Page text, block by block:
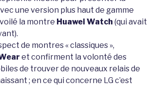
une version plus haut de gamme
la montre Huawei Watch (qui avait
de montres « classiques »,
et confirment la volonté des
de trouver de nouveaux relais de
; en ce qui concerne LG c’est